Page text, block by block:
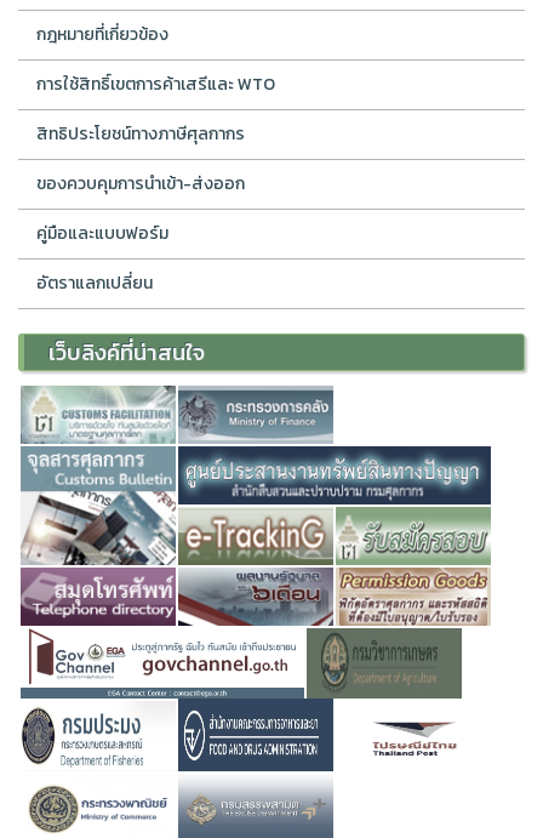
กฎหมายที่เกี่ยวข้อง
การใช้สิทธิ์เขตการค้าเสรีและ WTO
สิทธิประโยชน์ทางภาษีศุลกากร
ของควบคุมการนำเข้า-ส่งออก
คู่มือและแบบฟอร์ม
อัตราแลกเปลี่ยน
เว็บลิงค์ที่น่าสนใจ